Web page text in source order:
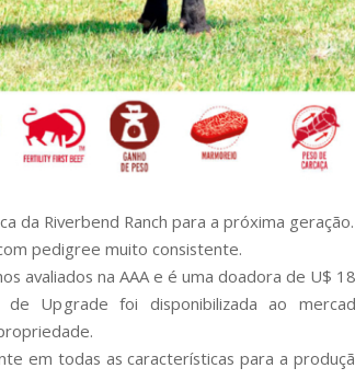
da Riverbend Ranch para a próxima geração.
pedigree muito consistente.
avaliados na AAA e é uma doadora de U$
Upgrade foi disponibilizada ao
em todas as características para a